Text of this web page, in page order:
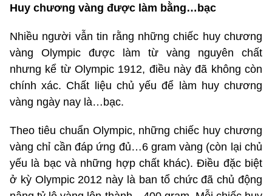
Huy chương vàng được làm bằng…bạc
Nhiều người vẫn tin rằng những chiếc huy chương
vàng Olympic được làm từ vàng nguyên chất
nhưng kể từ Olympic 1912, điều này đã không còn
chính xác. Chất liệu chủ yếu để làm huy chương
vàng ngày nay là…bạc.
Theo tiêu chuẩn Olympic, những chiếc huy chương
vàng chỉ cần đáp ứng đủ…6 gram vàng (còn lại chủ
yếu là bạc và những hợp chất khác). Điều đặc biệt
ở kỳ Olympic 2012 này là ban tổ chức đã chủ động